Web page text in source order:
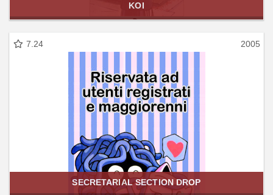
KOI
7.24 2005
SECRETARIAL SECTION DROP